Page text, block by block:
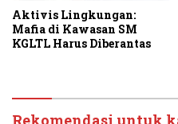
Aktivis Lingkungan:
Mafia di Kawasan SM
KGLTL Harus Diberantas
Rekomendasi untuk